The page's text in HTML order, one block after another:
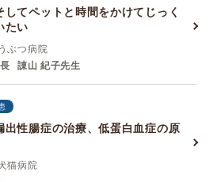
してペットと時間をかけてじっく
たい
ぶつ病院
諌山 紀子先生
出性腸症の治療、低蛋白血症の原
猫病院